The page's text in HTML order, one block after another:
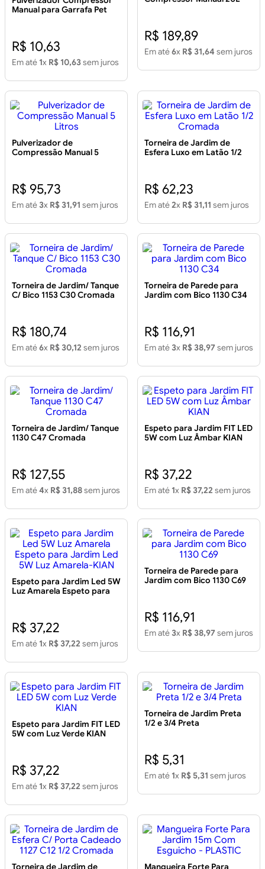
Manual para Garrafa Pet
R$ 10,63
Em até 1x R$ 10,63sem juros
R$ 189,89
Em até6x R$ 31,64 sem juros
Pulverizador de
Compressão Manual 5
R$ 95,73
Em até 3x R$ 31,91 sem juros
Torneira de Jardim de
Esfera Luxo em Latão 1/2
R$ 62,23
Em até2x R$ 31,11 sem juros
Torneira de Jardim/ Tanque
C/ Bico 1153 C30 Cromada
R$ 180,74
Em até6x R$ 30,12 sem juros
Torneira de Parede para
Jardim com Bico 1130 C34
R$ 116,91
Em até 3x R$ 38,97 sem juros
Torneira de Jardim/ Tanque
1130 C47 Cromada
R$ 127,55
Em até4x R$ 31,88sem juros
Espeto para Jardim FIT LED
5W com Luz Âmbar KIAN
R$ 37,22
Em até 1x R$ 37,22 sem juros
Espeto para Jardim Led 5W
Luz Amarela Espeto para
R$ 37,22
Em até 1x R$ 37,22 sem juros
Torneira de Parede para
Jardim com Bico 1130 C69
R$ 116,91
Em até 3x R$ 38,97 sem juros
Espeto para Jardim FIT LED
5W com Luz Verde KIAN
R$ 37,22
Em até 1x R$ 37,22 sem juros
Torneira de Jardim Preta
1/2 e 3/4 Preta
R$ 5,31
Em até 1x R$ 5,31 sem juros